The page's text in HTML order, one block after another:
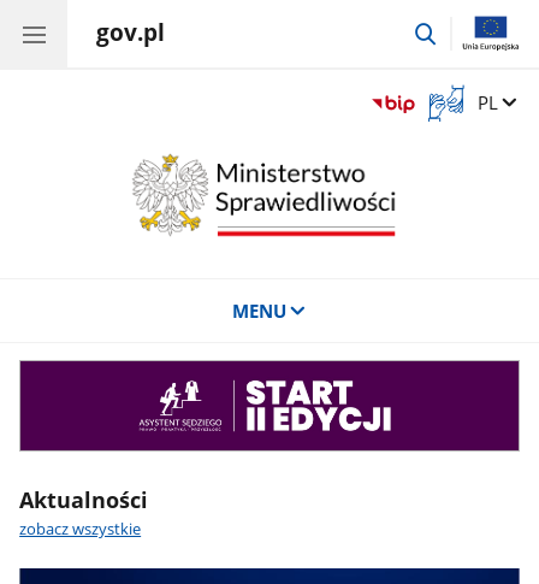
gov.pl
przejdź
Otwórz
okno
Zmień
PL
MENU
Aktualności
zobacz wszystkie